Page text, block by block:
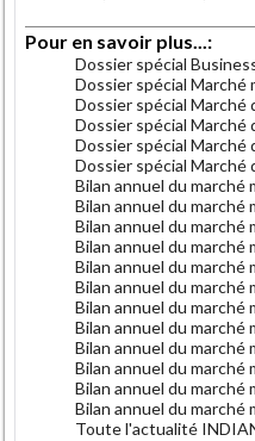
Pour en savoir plus...:
Dossier spécial
Dossier spécial Marché
Dossier spécial Marché
Dossier spécial Marché
Dossier spécial Marché
Dossier spécial Marché
Bilan annuel du marché
Bilan annuel du
Bilan annuel du
Bilan annuel du
Bilan annuel du
Bilan annuel du marché
Bilan annuel du
Bilan annuel du marché
Bilan annuel du
Bilan annuel du
Bilan annuel du marché
Bilan annuel du marché
Toute l'actualité